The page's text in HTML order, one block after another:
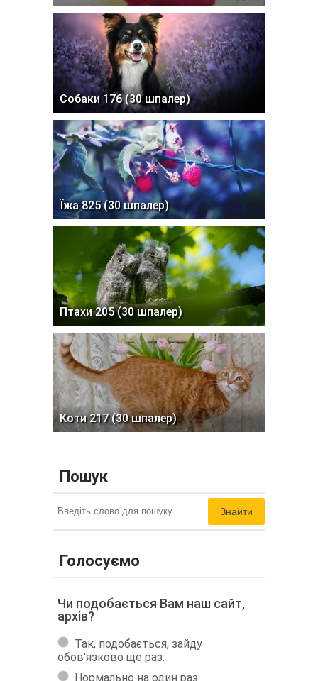
Собаки 176 (30 шпалер)
Їжа 825 (30 шпалер)
Птахи 205 (30 шпалер)
Коти 217 (30 шпалер)
Пошук
Знайти
Голосуємо
Чи подобається Вам наш сайт,
архів?
Так, подобається, зайду
обов'язково ще раз.
Нормально на один раз